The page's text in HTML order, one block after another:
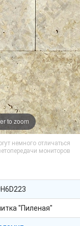
to zoom
немного отличаться
мониторов
"Пиленая"